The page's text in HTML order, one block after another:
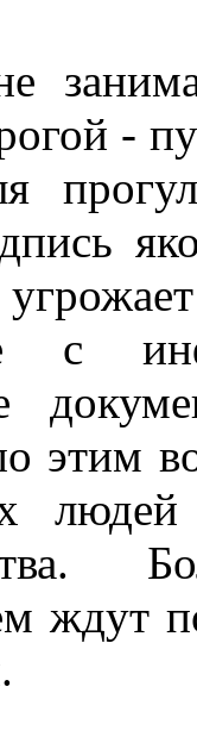
-
с
этим
людей
ждут